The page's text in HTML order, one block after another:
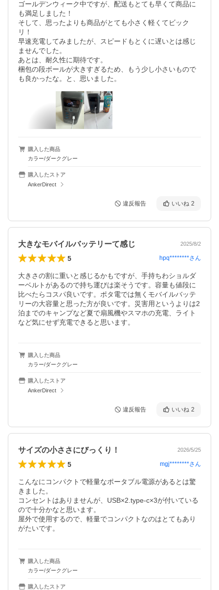
ゴールデンウィーク中ですが、配送もとても早くて商品に
も満足しました！
そして、思ったよりも商品がとても小さく軽くてビック
リ！
早速充電してみましたが、スピードもとくに遅いとは感じ
ませんでした。
あとは、耐久性に期待です。
梱包の段ボールが大きすぎるため、もう少し小さいもので
も良かったな。と、思いました。
購入した商品
カラー/ダークグレー
購入したストア
AnkerDirect
違反報告 いいね 2
大きなモバイルバッテリーて感じ 2025/8/2
5 hpq********さん
大きさの割に重いと感じるかもですが、手持ちわショルダ
ーベルトがあるので持ち運びは楽そうです。容量も値段に
比べたらコスパ良いです。ポタ電では無くモバイルバッテ
リーの大容量と思った方が良いです。災害用というよりは2
泊までのキャンプなど夏で扇風機やスマホの充電、ライト
など気にせず充電できると思います。
購入した商品
カラー/ダークグレー
購入したストア
AnkerDirect
違反報告 いいね 2
サイズの小ささにびっくり！ 2026/5/25
5 mgj********さん
こんなにコンパクトで軽量なポータブル電源があるとは驚
きました。
コンセントはありませんが、USB×2.type-c×3が付いている
ので十分かなと思います。
屋外で使用するので、軽量でコンパクトなのはとてもあり
がたいです。
購入した商品
カラー/ダークグレー
購入したストア